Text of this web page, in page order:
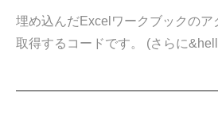
埋め込んだExcelワークブックのア
取得するコードです。 (さらに